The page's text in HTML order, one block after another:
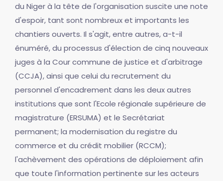
du Niger à la tête de l'organisation suscite une note
d'espoir, tant sont nombreux et importants les
chantiers ouverts. Il s'agit, entre autres, a-t-il
énuméré, du processus d'élection de cinq nouveaux
juges à la Cour commune de justice et d'arbitrage
(CCJA), ainsi que celui du recrutement du
personnel d'encadrement dans les deux autres
institutions que sont l'Ecole régionale supérieure de
magistrature (ERSUMA) et le Secrétariat
permanent; la modernisation du registre du
commerce et du crédit mobilier (RCCM);
l'achèvement des opérations de déploiement afin
que toute l'information pertinente sur les acteurs